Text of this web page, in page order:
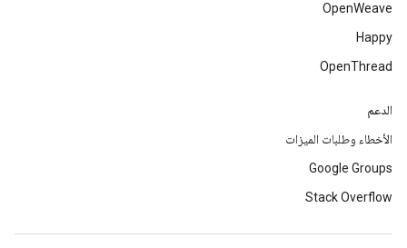
OpenWeave
Happy
OpenThread
الدعم
الأخطاء وطلبات الميزات
Google Groups
Stack Overflow